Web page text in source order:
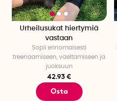
Urheilusukat hiertymiä
vastaan
Sopii erinomaisesti
treenaamiseen, vaeltamiseen ja
juoksuun
42.93 €
Osta